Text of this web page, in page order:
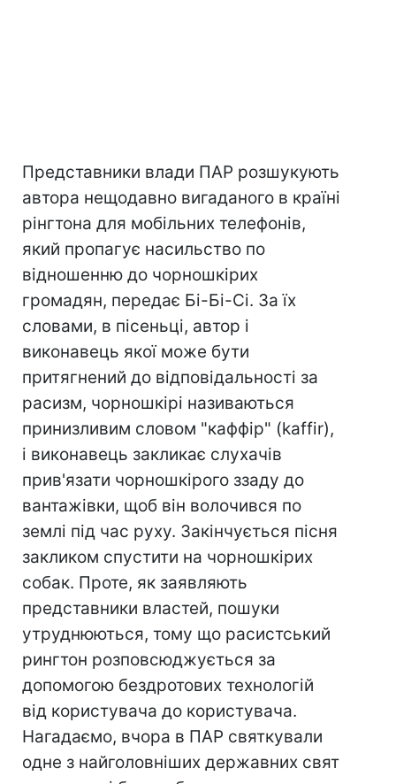
Представники влади ПАР розшукують
автора нещодавно вигаданого в країні
рінгтона для мобільних телефонів,
який пропагує насильство по
відношенню до чорношкірих
громадян, передає Бі-Бі-Сі. За їх
словами, в пісеньці, автор і
виконавець якої може бути
притягнений до відповідальності за
расизм, чорношкірі називаються
принизливим словом "каффір" (kaffir),
і виконавець закликає слухачів
прив'язати чорношкірого ззаду до
вантажівки, щоб він волочився по
землі під час руху. Закінчується пісня
закликом спустити на чорношкірих
собак. Проте, як заявляють
представники властей, пошуки
утруднюються, тому що расистський
рингтон розповсюджується за
допомогою бездротових технологій
від користувача до користувача.
Нагадаємо, вчора в ПАР святкували
одне з найголовніших державних свят